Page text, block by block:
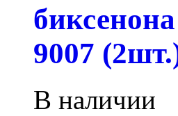
биксенона
9007
В наличии